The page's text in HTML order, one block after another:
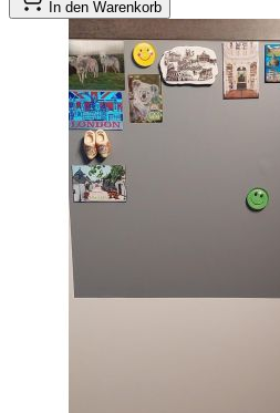
In den Warenkorb